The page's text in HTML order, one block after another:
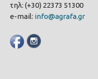
τηλ: (+30) 22373 51300
e-mail: info@agrafa.gr